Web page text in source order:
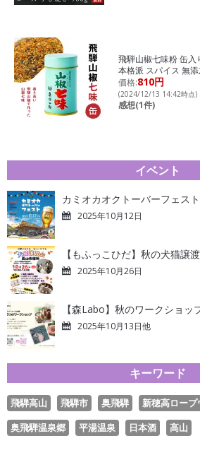
飛騨山椒七味粉 缶入
本格派 スパイス 無添
価格:810円
(2024/12/13 14:42時点)
感想(1件)
イベント
カミオカオクトーバーフェス
2025年10月12日
【もふっこひだ】秋の犬猫譲
2025年10月26日
【森Labo】秋のワークショッ
2025年10月13日他
キーワード
飛騨高山 飛騨市 奥飛騨 新穂高ロープ
奥飛騨温泉郷
平湯温泉 日本酒 高山